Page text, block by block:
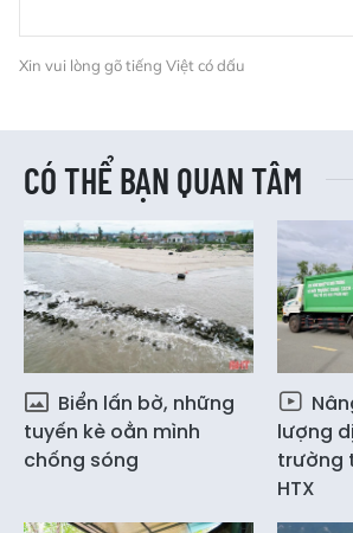
Xin vui lòng gõ tiếng Việt có dấu
CÓ THỂ BẠN QUAN TÂM
Biển lấn bờ, những
tuyến kè oằn mình
chống sóng
lượng
trường
HTX